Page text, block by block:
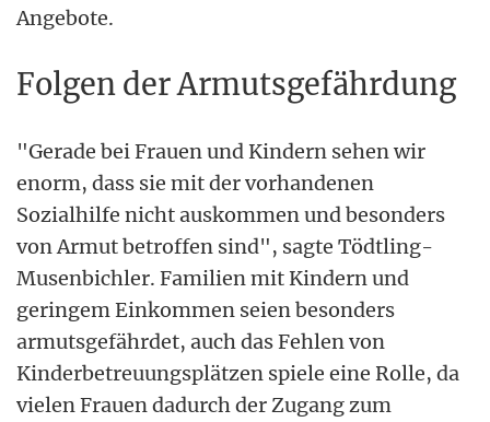
Angebote.
Folgen der Armutsgefährdung
"Gerade bei Frauen und Kindern sehen wir
enorm, dass sie mit der vorhandenen
Sozialhilfe nicht auskommen und besonders
von Armut betroffen sind", sagte Tödtling-
Musenbichler. Familien mit Kindern und
geringem Einkommen seien besonders
armutsgefährdet, auch das Fehlen von
Kinderbetreuungsplätzen spiele eine Rolle, da
vielen Frauen dadurch der Zugang zum